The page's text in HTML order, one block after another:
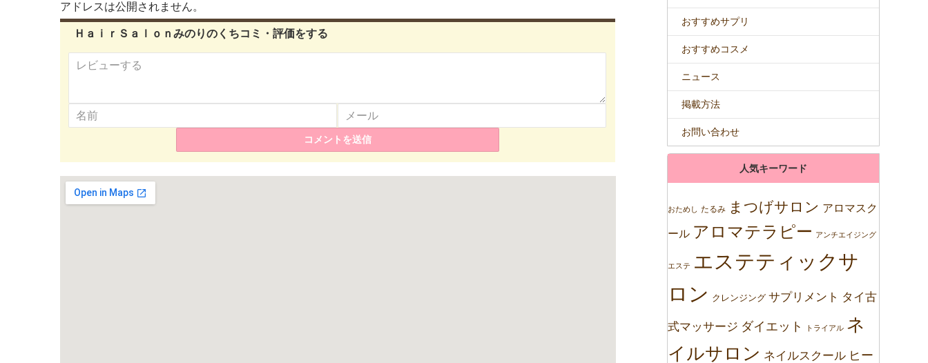
アドレスは公開されません。
ＨａｉｒＳａｌｏｎみのりのくちコミ・評価をする
おすすめサプリ
おすすめコスメ
ニュース
掲載方法
お問い合わせ
人気キーワード
おためし たるみ まつげサロン アロマスク
ール アロマテラピー アンチエイジング
エステ エステティックサ
ロン クレンジング サプリメント タイ古
式マッサージ ダイエット トライアル ネ
イルサロン ネイルスクール ヒー